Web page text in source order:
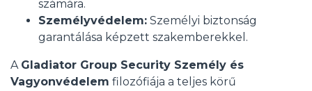
számára.
Személyvédelem: Személyi biztonság
garantálása képzett szakemberekkel.
A Gladiator Group Security Személy és
Vagyonvédelem filozófiája a teljes körű